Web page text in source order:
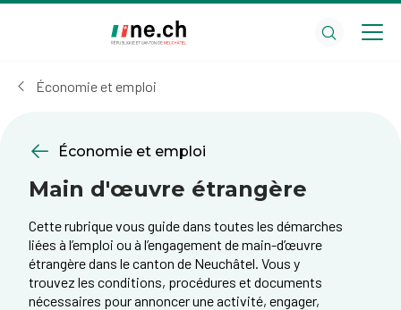
cookies
Économie et emploi
Économie et emploi
Main d'œuvre étrangère
Cette rubrique vous guide dans toutes les démarches
liées à l’emploi ou à l’engagement de main-d’œuvre
étrangère dans le canton de Neuchâtel. Vous y
trouvez les conditions, procédures et documents
nécessaires pour annoncer une activité, engager,